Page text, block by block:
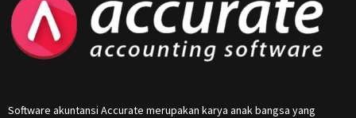
Software akuntansi Accurate merupakan karya anak bangsa yang